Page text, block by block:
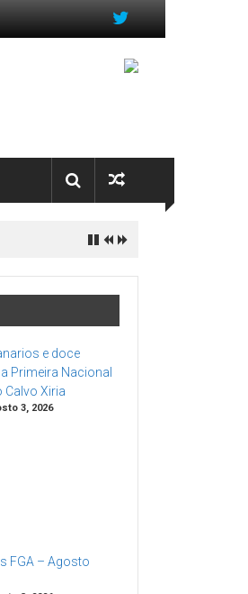
e doce
Primeira Nacional
Calvo Xiria
3, 2026
FGA – Agosto